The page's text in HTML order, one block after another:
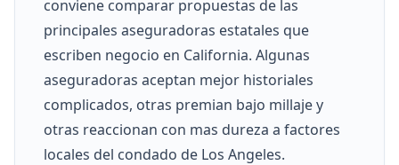
conviene comparar propuestas de las
principales aseguradoras estatales que
escriben negocio en California. Algunas
aseguradoras aceptan mejor historiales
complicados, otras premian bajo millaje y
otras reaccionan con mas dureza a factores
locales del condado de Los Angeles.